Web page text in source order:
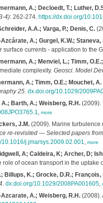
A.; Decloedt, T.; Luther,
4): 262-274. https://dx.doi.org/
A.A.; Varga, P.; Denis, C.
A.; Gurgel, K.W.;
surface currents - application to the
A.; Menviel, L.; Timm,
complexity. Geosci. Model
A.; Timm, O.E.; Mouchet, A.
25. dx.doi.org/10.1029/
Barth, A.; Weisberg, R.H.(2009).
, more
J.M.(2009). Marine turbulence
re-revisited — Selected papers
10.1016/j.jmarsys.2009.02.001, more
A; Caldeira, K; Archer, D;
of ocean transport in the uptake
Billups, K.; Grocke, D.R.; François,
. dx.doi.org/10.1029/2008PA001605,
A.; Weisberg, R.H.(2008).